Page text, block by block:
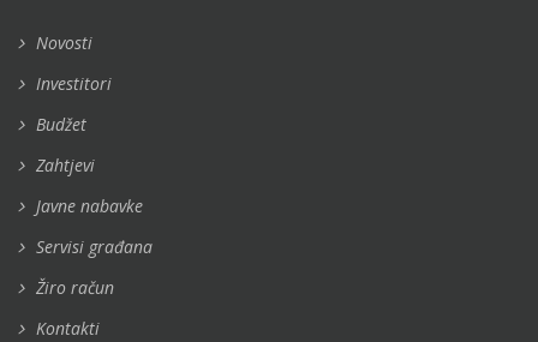
Novosti
Investitori
Budžet
Zahtjevi
Javne nabavke
Servisi građana
Žiro račun
Kontakti